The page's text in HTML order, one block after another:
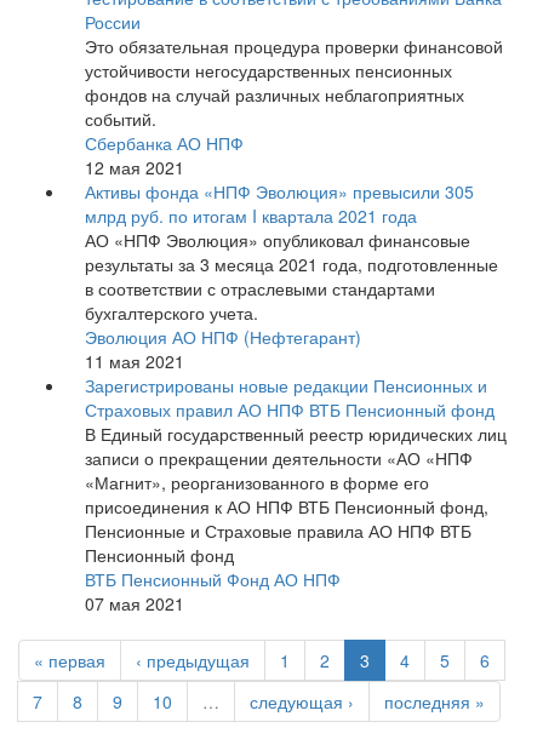
России
Это обязательная процедура проверки финансовой
устойчивости негосударственных пенсионных
фондов на случай различных неблагоприятных
событий.
Сбербанка АО НПФ
12 мая 2021
Активы фонда «НПФ Эволюция» превысили 305
млрд руб. по итогам I квартала 2021 года
АО «НПФ Эволюция» опубликовал финансовые
результаты за 3 месяца 2021 года, подготовленные
в соответствии с отраслевыми стандартами
бухгалтерского учета.
Эволюция АО НПФ (Нефтегарант)
11 мая 2021
Зарегистрированы новые редакции Пенсионных и
Страховых правил АО НПФ ВТБ Пенсионный фонд
В Единый государственный реестр юридических лиц
записи о прекращении деятельности «АО «НПФ
«Магнит», реорганизованного в форме его
присоединения к АО НПФ ВТБ Пенсионный фонд,
Пенсионные и Страховые правила АО НПФ ВТБ
Пенсионный фонд
ВТБ Пенсионный Фонд АО НПФ
07 мая 2021
« первая ‹ предыдущая 1 2 3 4 5
6
7
8 9 10 … следующая › последняя »